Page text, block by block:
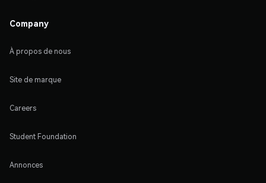
Company
À propos de nous
Site de marque
Careers
Student Foundation
Annonces